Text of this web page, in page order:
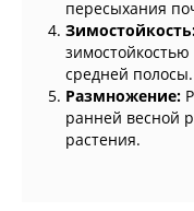
пересыхания
средней полосы.
Размножение:
ранней весной
растения.